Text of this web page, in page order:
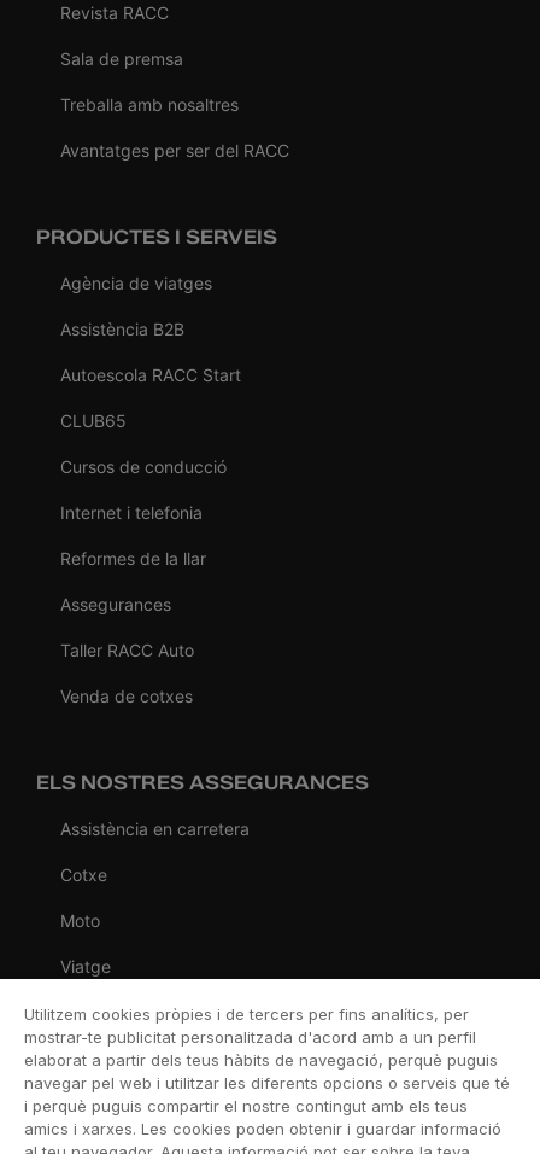
Revista RACC
Sala de premsa
Treballa amb nosaltres
Avantatges per ser del RACC
PRODUCTES I SERVEIS
Agència de viatges
Assistència B2B
Autoescola RACC Start
CLUB65
Cursos de conducció
Internet i telefonia
Reformes de la llar
Assegurances
Taller RACC Auto
Venda de cotxes
ELS NOSTRES ASSEGURANCES
Assistència en carretera
Cotxe
Moto
Viatge
Llar
Vida
Decessos
Dental
Utilitzem cookies pròpies i de tercers per fins analítics, per
mostrar-te publicitat personalitzada d'acord amb a un perfil
elaborat a partir dels teus hàbits de navegació, perquè puguis
navegar pel web i utilitzar les diferents opcions o serveis que té
i perquè puguis compartir el nostre contingut amb els teus
amics i xarxes. Les cookies poden obtenir i guardar informació